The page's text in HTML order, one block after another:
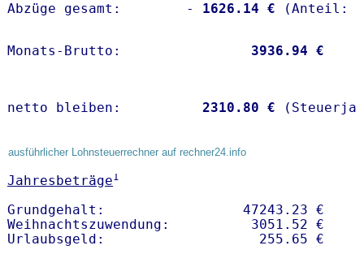
Abzüge gesamt:        -
1626.14 €
Monats-Brutto: 3936.94 €
netto bleiben: 2310.80 €
ausführlicher Lohnsteuerrechner auf rechner24.info
Jahresbeträge1
Grundgehalt:                 47243.23 €
Weihnachtszuwendung:          3051.52 €